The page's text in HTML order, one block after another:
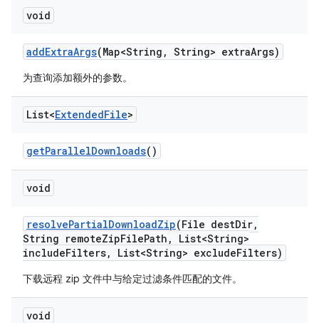
void
addExtraArgs(Map<String , String> extraArgs)
为查询添加额外的参数。
List<ExtendedFile>
getParallelDownloads()
void
resolvePartialDownloadZip(File destDir,
String remoteZipFilePath ,
List<String>
includeFilters, List<String> excludeFilters)
下载远程 zip 文件中与给定过滤条件匹配的文件。
void